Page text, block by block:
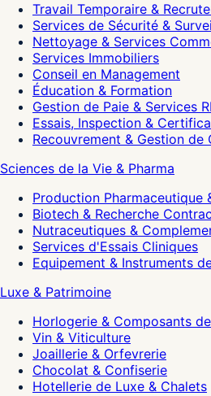
Travail Temporaire &
Services de Sécurité &
Nettoyage & Services
Services Immobiliers
Conseil en Management
Éducation & Formation
Gestion de Paie & Services
Essais, Inspection &
Recouvrement & Gestion de
Sciences de la Vie & Pharma
Production Pharmaceutique
Biotech & Recherche
Nutraceutiques &
Services d'Essais Cliniques
Equipement & Instruments
Luxe & Patrimoine
Horlogerie & Composants
Vin & Viticulture
Joaillerie & Orfevrerie
Chocolat & Confiserie
Hotellerie de Luxe & Chalets